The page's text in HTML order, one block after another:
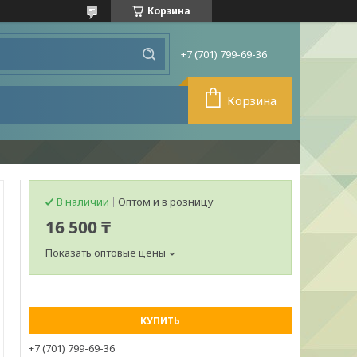
Корзина
+7 (701) 799-69-36
Корзина
В наличии Оптом и в розницу
16 500 ₸
Показать оптовые цены
КУПИТЬ
+7 (701) 799-69-36